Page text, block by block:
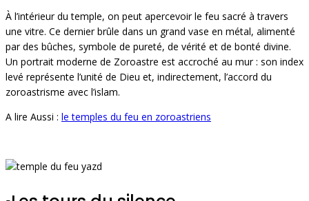
À l’intérieur du temple, on peut apercevoir le feu sacré à travers
une vitre. Ce dernier brûle dans un grand vase en métal, alimenté
par des bûches, symbole de pureté, de vérité et de bonté divine.
Un portrait moderne de Zoroastre est accroché au mur : son index
levé représente l’unité de Dieu et, indirectement, l’accord du
zoroastrisme avec l’islam.
A lire Aussi : le temples du feu en zoroastriens